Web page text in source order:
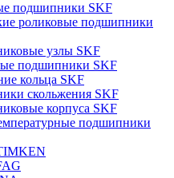
подшипники SKF
роликовые подшипники
узлы SKF
подшипники SKF
кольца SKF
скольжения SKF
корпуса SKF
подшипники